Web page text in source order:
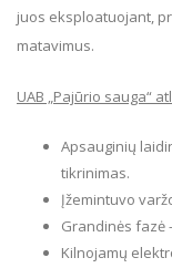
juos eksploatuojant,
matavimus.
UAB „Pajūrio sauga“
Apsauginių
tikrinimas.
Įžemintuvo
Grandinės fazė
Kilnojamų